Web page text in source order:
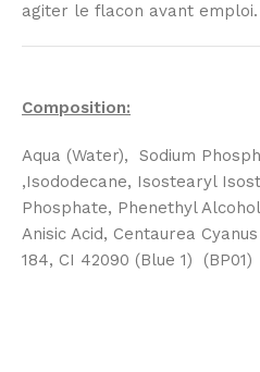
agiter le flacon avant emploi.
Composition:
Aqua (Water), Sodium
,Isododecane, Isostearyl
Phosphate, Phenethyl
Anisic Acid, Centaurea
184, CI 42090 (Blue 1) (BP01)